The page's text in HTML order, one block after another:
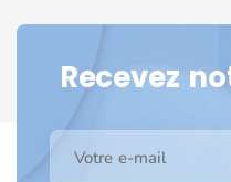
Recevez
Votre e-mail